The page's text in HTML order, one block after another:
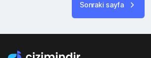
Sonraki sayfa